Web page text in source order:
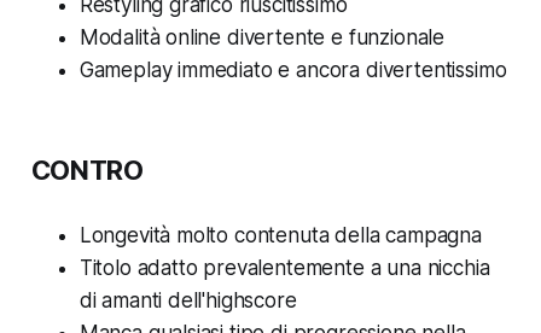
Modalità online divertente e funzionale
Gameplay immediato e ancora divertentissimo
CONTRO
Longevità molto contenuta della campagna
Titolo adatto prevalentemente a una nicchia
di amanti dell'highscore